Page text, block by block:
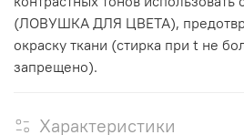
(ЛОВУШКА ДЛЯ ЦВЕТА),
окраску ткани (стирка при t не
запрещено).
Характеристики